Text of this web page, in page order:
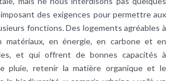
des exigences pour permettre aux
fonctions. Des logements agréables à
matériaux, en énergie, en carbone et en
et qui offrent de bonnes capacités à
pluie, retenir la matière organique et le